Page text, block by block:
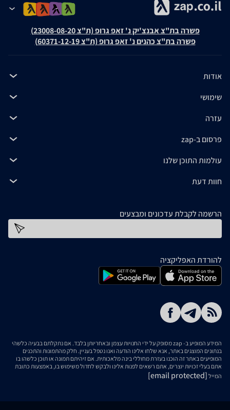
פשרה בת"צ אבנצ'יק נ' זאפ גרופ (ת"צ 23008-08-20)
פשרה בת"צ כהנים נ' זאפ גרופ (ת"צ 60371-12-19)
אודות
שימושי
עזרה
פרסום ב-zap
עולמות התוכן שלנו
חוות דעת
הרשמה לקבלת עדכונים ומבצעים
להורדת האפליקציה
המידע המופיע ב- zap מסופק על ידי החנויות עצמן ובאחריותן בלבד. אם נתקלתם בבעיה כלשהי
בנתונים המוצגים באתר, אנא שלחו אלינו הודעה ואנו נטפל בעניין. חלק מהתמונות והתכנים
המופיעים באתר זה הוכנו בעזרת מחוללי בינה מלאכותית. אם זיהיתם תמונה או תוכן כלשהו בו
אתם בעלי זכויות יוצרים, אתם רשאים לפנות אלינו ולבקש לחדול משימוש בו, באמצעות כתובת
המייל [email protected]